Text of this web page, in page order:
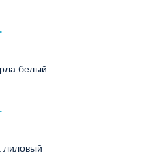
белый